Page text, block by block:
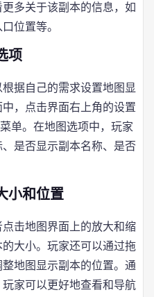
多关于该副本的信息，如
位置等。
项
据自己的需求设置地图显
，点击界面右上角的设置
单。在地图选项中，玩家
是否显示副本名称、是否
小和位置
击地图界面上的放大和缩
大小。玩家还可以通过拖
地图显示副本的位置。通
家可以更好地查看和导航